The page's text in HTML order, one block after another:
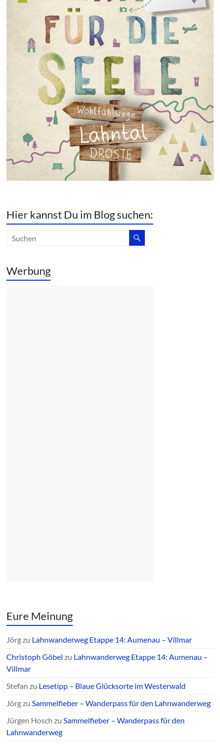
Hier kannst Du im Blog suchen:
Werbung
Eure Meinung
Jörgzu Lahnwanderweg Etappe 14: Aumenau – Villmar
Christoph Göbel zu Lahnwanderweg Etappe 14: Aumenau –
Villmar
Stefan zu Lesetipp – Blaue Glücksorte im Westerwald
JörgzuSammelfieber – Wanderpass für den Lahnwanderweg
Jürgen Hosch zuSammelfieber – Wanderpass für den
Lahnwanderweg